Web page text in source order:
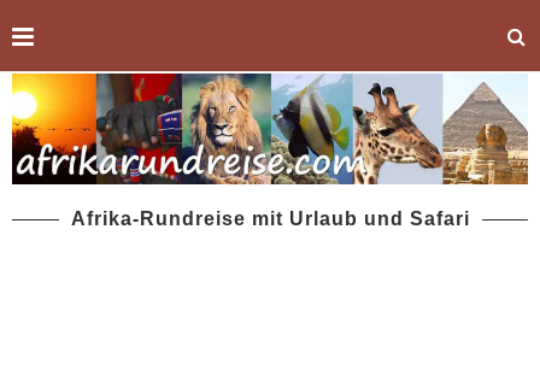
Afrika-Rundreise mit Urlaub und Safari